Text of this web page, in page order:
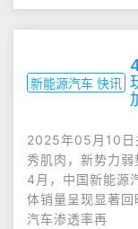
新能源汽车 快讯
2025年05月10日
秀肌肉，新势力
4月，中国新能源
体销量呈现显著
汽车渗透率再